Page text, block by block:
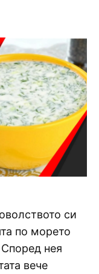
си
по морето
нея
вече